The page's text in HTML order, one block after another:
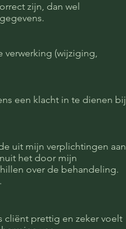
zijn, dan wel
verwerking (wijziging,
een klacht in te dienen bij
uit mijn verplichtingen aan
het door mijn
over de behandeling.
cliënt prettig en zeker voelt